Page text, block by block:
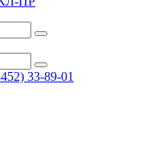
33-89-01